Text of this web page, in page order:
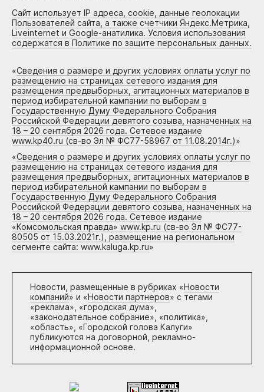
Сайт использует IP адреса, cookie, данные геолокации
Пользователей сайта, а также счетчики Яндекс.Метрика,
Liveinternet и Google-анатилика. Условия использования
содержатся в Политике по защите персональных данных.
«Сведения о размере и других условиях оплаты услуг по
размещению на страницах сетевого издания для
размещения предвыборных, агитационных материалов в
период избирательной кампании по выборам в
Государственную Думу Федерального Собрания
Российской Федерации девятого созыва, назначенных на
18 – 20 сентября 2026 года. Сетевое издание
www.kp40.ru (св-во Эл № ФС77-58967 от 11.08.2014г.)»
«Сведения о размере и других условиях оплаты услуг по
размещению на страницах сетевого издания для
размещения предвыборных, агитационных материалов в
период избирательной кампании по выборам в
Государственную Думу Федерального Собрания
Российской Федерации девятого созыва, назначенных на
18 – 20 сентября 2026 года. Сетевое издание
«Комсомольская правда» www.kp.ru (св-во Эл № ФС77-
80505 от 15.03.2021г.), размещение на региональном
сегменте сайта: www.kaluga.kp.ru»
Новости, размещенные в рубриках «Новости
компаний» и «Новости партнеров» с тегами
«реклама», «городская дума»,
«законодательное собрание», «политика»,
«область», «Городской голова Калуги»
публикуются на договорной, рекламно-
информационной основе.